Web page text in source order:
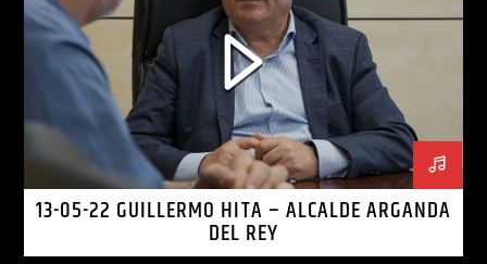
13-05-22 GUILLERMO HITA – ALCALDE ARGANDA
DEL REY